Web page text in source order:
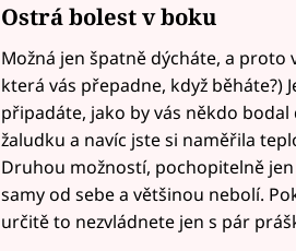
Ostrá bolest v boku
Možná jen špatně dýcháte, a proto
která vás přepadne, když běháte?)
připadáte, jako by vás někdo
žaludku a navíc jste si naměřila
Druhou možností, pochopitelně jen
samy od sebe a většinou nebolí.
určitě to nezvládnete jen s pár